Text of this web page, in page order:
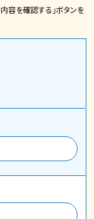
容を確認する」ボタンを